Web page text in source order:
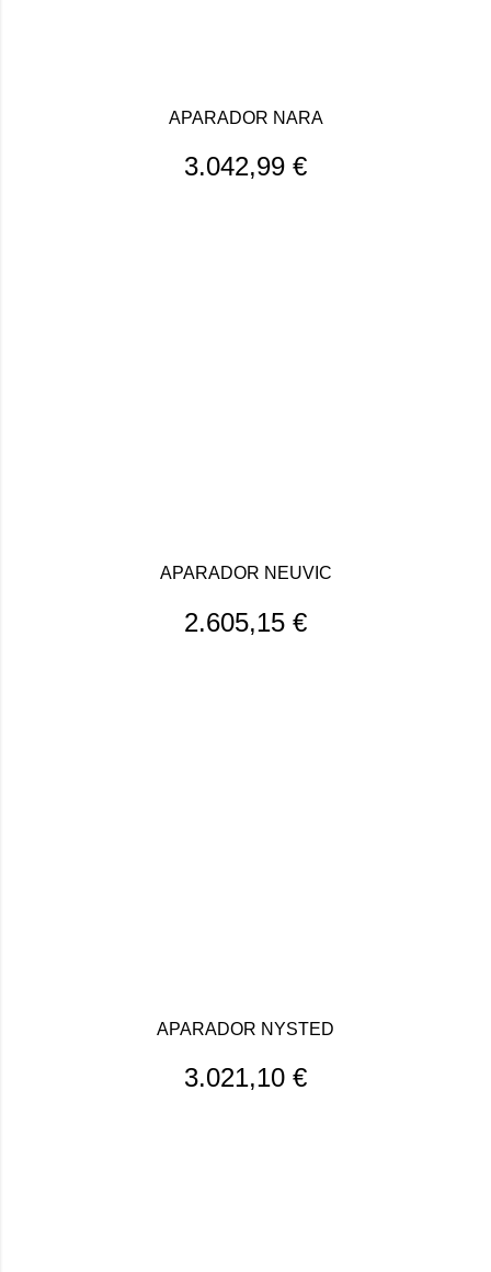
APARADOR NARA
3.042,99 €
APARADOR NEUVIC
2.605,15 €
APARADOR NYSTED
3.021,10 €